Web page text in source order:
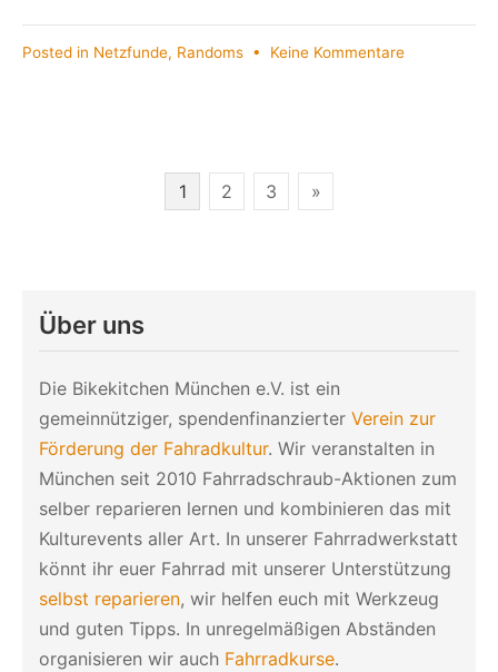
Posted in Netzfunde, Randoms • Keine Kommentarezu
Seitennummerierung
1 2 3 »
Über uns
Die Bikekitchen München e.V. ist ein
gemeinnütziger, spendenfinanzierter Verein zur
Förderung der Fahradkultur. Wir veranstalten in
München seit 2010 Fahrradschraub-Aktionen zum
selber reparieren lernen und kombinieren das mit
Kulturevents aller Art. In unserer Fahrradwerkstatt
könnt ihr euer Fahrrad mit unserer Unterstützung
selbst reparieren, wir helfen euch mit Werkzeug
und guten Tipps. In unregelmäßigen Abständen
organisieren wir auch Fahrradkurse.